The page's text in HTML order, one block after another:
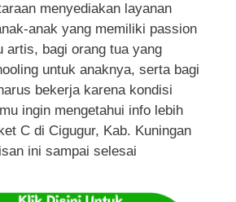
menyediakan layanan
anak yang memiliki passion
artis, bagi orang tua yang
untuk anaknya, serta bagi
bekerja karena kondisi
ingin mengetahui info lebih
C di Cigugur, Kab. Kuningan
ini sampai selesai